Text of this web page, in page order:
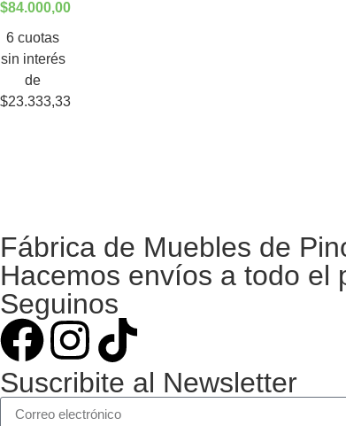
$84.000,00
6 cuotas
sin interés
de
$23.333,33
Fábrica de Muebles de
Hacemos envíos a todo el
Seguinos
Suscribite al Newsletter